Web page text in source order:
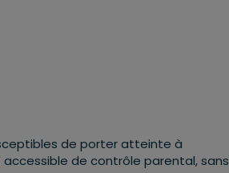
de porter atteinte à
de contrôle parental, sans